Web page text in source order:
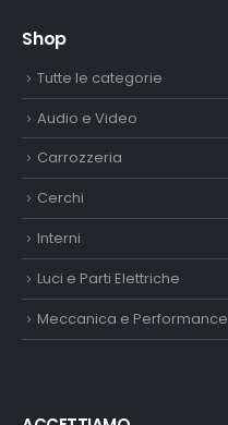
Shop
Tutte le categorie
Audio e Video
Carrozzeria
Cerchi
Interni
Luci e Parti Elettriche
Meccanica e Performance